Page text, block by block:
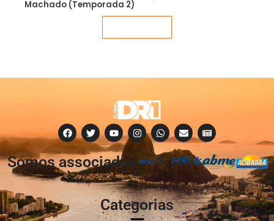
Machado (Temporada 2)
Somos associados
à:
Categorias